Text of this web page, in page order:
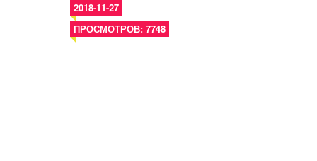
2018-11-27
ПРОСМОТРОВ: 7748